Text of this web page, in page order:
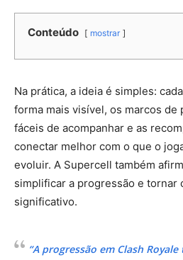
Conteúdo mostrar
Na prática, a ideia é simples:
forma mais visível, os marcos de
fáceis de acompanhar e as
conectar melhor com o que o
evoluir. A Supercell também
simplificar a progressão e tornar
significativo.
“A progressão em Clash